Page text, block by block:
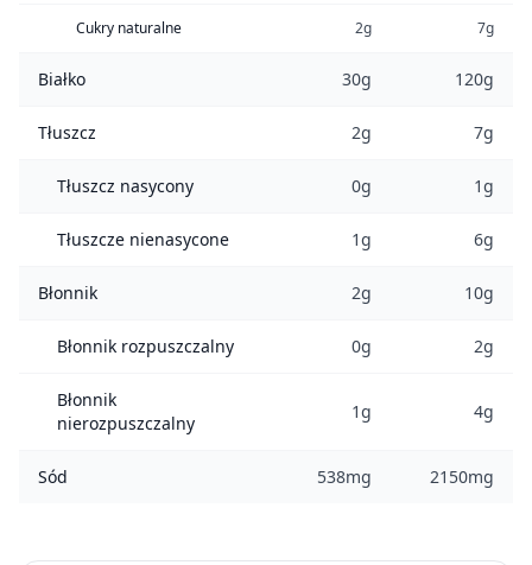
Cukry naturalne 2g 7g
Białko 30g 120g
Tłuszcz 2g 7g
Tłuszcz nasycony 0g 1g
Tłuszcze nienasycone 1g 6g
Błonnik 2g 10g
Błonnik rozpuszczalny 0g 2g
Błonnik
nierozpuszczalny
1g 4g
Sód 538mg 2150mg